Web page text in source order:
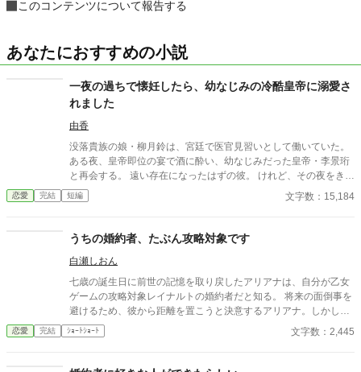
このコンテンツについて報告する
あなたにおすすめの小説
一夜の過ちで懐妊したら、幼なじみの冷酷皇帝に溺愛さ
れました
由香
没落貴族の娘・柳月鈴は、宮廷で医官見習いとして働いていた。
ある夜、皇帝即位の宴で酒に酔い、幼なじみだった皇帝・李景珩
と再会する。 遠い存在になったはずの彼。 けれど、その夜をきっ
かけに月鈴の運命は大きく動き出す。 冷酷と恐れられる皇帝が、
なぜか彼女だけには甘すぎて――。
恋愛 完結 短編 文字数：15,184
うちの婚約者、たぶん攻略対象です
白瀬しおん
七歳の誕生日に前世の記憶を取り戻したアリアナは、自分が乙女
ゲームの攻略対象レイナルトの婚約者だと知る。 将来の面倒事を
避けるため、彼から距離を置こうと決意するアリアナ。しかし、
中庭でも図書館でも購買でも、なぜか行く先々でレイナルトと遭
遇してしまう。 避けているはずなのに近づいてくる婚約者。そん
恋愛 完結 ｼｮｰﾄｼｮｰﾄ 文字数：2,445